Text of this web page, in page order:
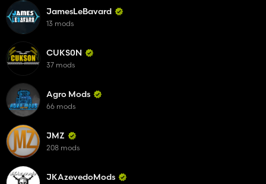
JamesLeBavard
13 mods
CUKS0N
37 mods
Agro Mods
66 mods
JMZ
208 mods
JKAzevedoMods